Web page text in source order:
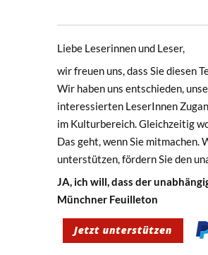
Liebe Leserinnen und Leser,
wir freuen uns, dass Sie diesen
Wir haben uns entschieden,
interessierten LeserInnen
im Kulturbereich. Gleichzeitig
Das geht, wenn Sie mitmachen.
unterstützen, fördern Sie den
JA, ich will, dass der
Münchner Feuilleton